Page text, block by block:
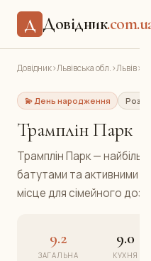
Д Довідник
Довідник›Львівська обл.›Львів›
💫 День народження
Трамплін Парк
Трамплін Парк —
батутами та активними
місце для сімейного
9.2
ЗАГАЛЬНА
9.0
КУХНЯ